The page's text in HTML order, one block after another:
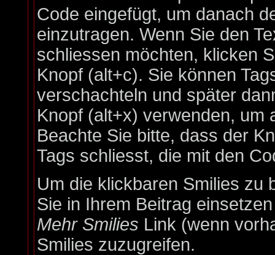
Code eingefügt, um danach
einzutragen. Wenn Sie den
schliessen möchten, klicken
Knopf (alt+c). Sie können
verschachteln und später
Knopf (alt+x) verwenden, um
Beachte Sie bitte, dass der
Tags schliesst, die mit den
Um die klickbaren Smilies zu
Sie in Ihrem Beitrag
Mehr Smilies Link (wenn
Smilies zuzugreifen.